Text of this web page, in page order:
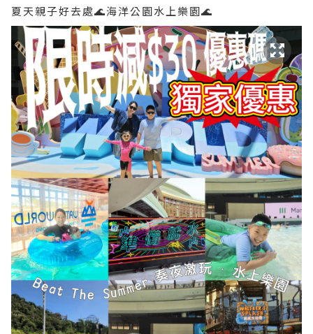
夏天親子好去處🌊海洋公園水上樂園🌊